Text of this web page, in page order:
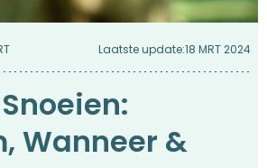
Laatste update:18 MRT 2024
Wanneer &